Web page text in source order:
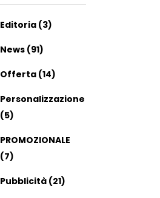
Editoria (3)
News (91)
Offerta (14)
Personalizzazione
(5)
PROMOZIONALE
(7)
Pubblicità (21)